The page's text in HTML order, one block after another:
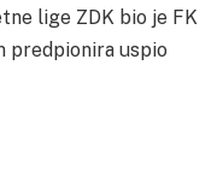
lige ZDK bio je FK
predpionira uspio